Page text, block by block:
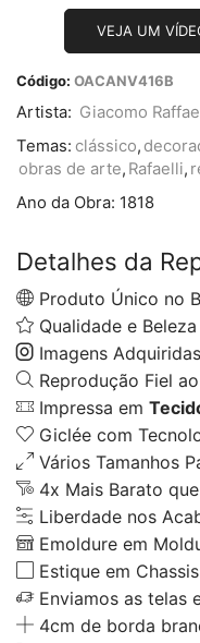
VEJA UM
Código: OACANV416B
Artista: Giacomo
Temas: clássico,
obras de arte, Rafaelli,
Ano da Obra: 1818
Detalhes da
Produto Único no
Qualidade e
Imagens
Reprodução Fiel
Impressa em
Giclée com
Vários Tamanhos
4x Mais Barato
Liberdade nos
Emoldure em
Estique em
Enviamos as telas
4cm de borda